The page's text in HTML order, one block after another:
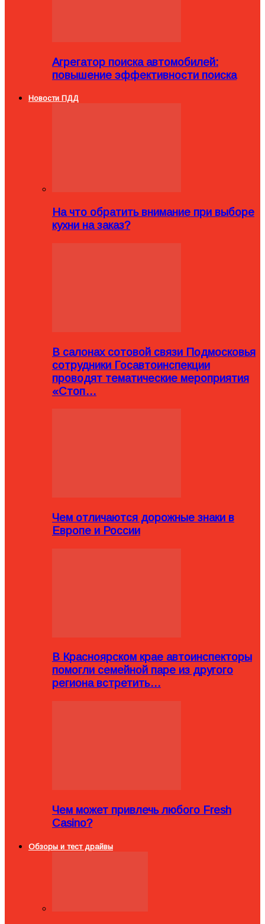
Агрегатор поиска автомобилей:
повышение эффективности поиска
Новости ПДД
На что обратить внимание при выборе
кухни на заказ?
В салонах сотовой связи Подмосковья
сотрудники Госавтоинспекции
проводят тематические мероприятия
«Стоп…
Чем отличаются дорожные знаки в
Европе и России
В Красноярском крае автоинспекторы
помогли семейной паре из другого
региона встретить…
Чем может привлечь любого Fresh
Casino?
Обзоры и тест драйвы